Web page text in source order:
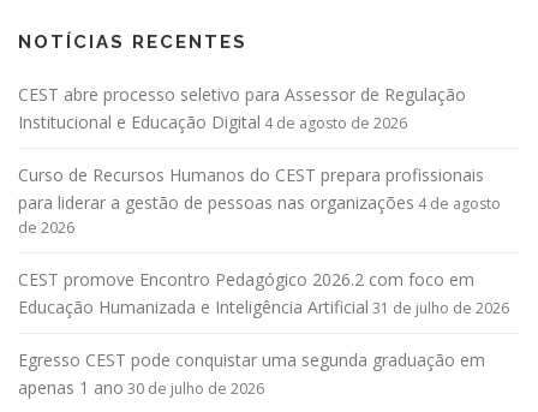
NOTÍCIAS RECENTES
CEST abre processo seletivo para Assessor de Regulação
Institucional e Educação Digital 4 de agosto de 2026
Curso de Recursos Humanos do CEST prepara profissionais
para liderar a gestão de pessoas nas organizações 4 de agosto
de 2026
CEST promove Encontro Pedagógico 2026.2 com foco em
Educação Humanizada e Inteligência Artificial 31 de julho de 2026
Egresso CEST pode conquistar uma segunda graduação em
apenas 1 ano 30 de julho de 2026